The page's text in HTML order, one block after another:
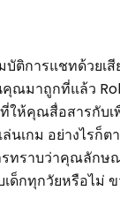
ติการแชทด้วยเสี
คุณมาถูกที่แล้ว
ให้คุณสื่อสารกับ
นเกม อย่างไรก็ต
ทราบว่าคุณลักษ
ด็กทุกวัยหรือไม่